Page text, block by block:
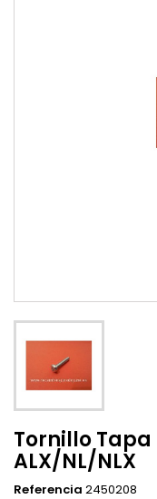
Tornillo
ALX/NL/NLX
Referencia 2450208